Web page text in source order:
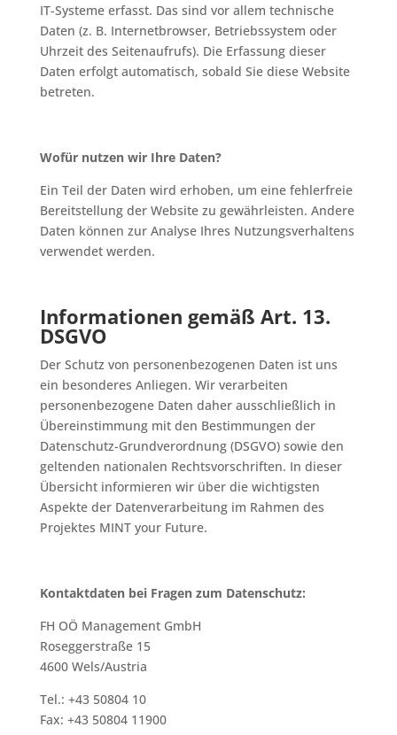
IT-Systeme erfasst. Das sind vor allem technische
Daten (z. B. Internetbrowser, Betriebssystem oder
Uhrzeit des Seitenaufrufs). Die Erfassung dieser
Daten erfolgt automatisch, sobald Sie diese Website
betreten.
Wofür nutzen wir Ihre Daten?
Ein Teil der Daten wird erhoben, um eine fehlerfreie
Bereitstellung der Website zu gewährleisten. Andere
Daten können zur Analyse Ihres Nutzungsverhaltens
verwendet werden.
Informationen gemäß Art. 13.
DSGVO
Der Schutz von personenbezogenen Daten ist uns
ein besonderes Anliegen. Wir verarbeiten
personenbezogene Daten daher ausschließlich in
Übereinstimmung mit den Bestimmungen der
Datenschutz-Grundverordnung (DSGVO) sowie den
geltenden nationalen Rechtsvorschriften. In dieser
Übersicht informieren wir über die wichtigsten
Aspekte der Datenverarbeitung im Rahmen des
Projektes MINT your Future.
Kontaktdaten bei Fragen zum Datenschutz:
FH OÖ Management GmbH
Roseggerstraße 15
4600 Wels/Austria
Tel.: +43 50804 10
Fax: +43 50804 11900